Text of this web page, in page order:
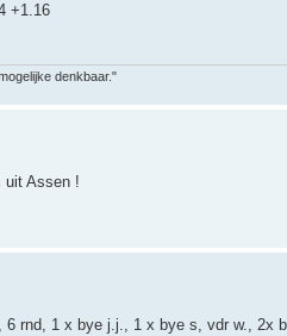
+1.16
denkbaar."
uit Assen !
6 rnd, 1 x bye j.j., 1 x bye s, vdr w., 2x